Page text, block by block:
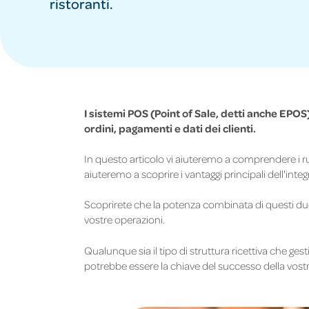
ristoranti.
I sistemi POS (Point of Sale, detti anche
ordini, pagamenti e dati dei clienti.
In questo articolo vi aiuteremo a comprendere i
aiuteremo a scoprire i vantaggi principali
Scoprirete che la potenza combinata di questi
vostre operazioni.
Qualunque sia il tipo di struttura ricettiva che
potrebbe essere la chiave del successo della